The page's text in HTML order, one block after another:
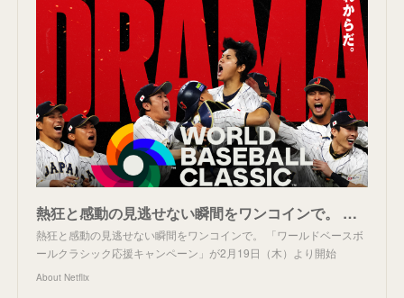
熱狂と感動の見逃せない瞬間をワンコインで。 「ワールドベースボールクラシック応援キャンペーン」が2月19日（木）より開始 - About Netflix
熱狂と感動の見逃せない瞬間をワンコインで。 「ワールドベースボ
ールクラシック応援キャンペーン」が2月19日（木）より開始
About Netflix